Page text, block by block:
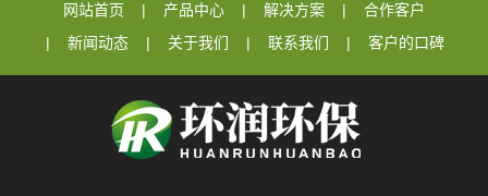
网站首页 产品中心 解决方案
合作客户
新闻动态
关于我们 联系我们 客户的口碑